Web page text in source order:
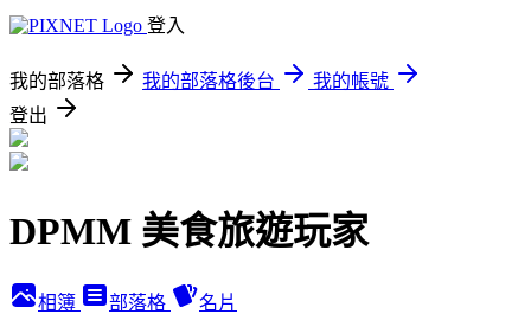
登入
我的部落格 我的部落格後台
我的帳號
登出
DPMM 美食旅遊玩家
相簿 部落格 名片